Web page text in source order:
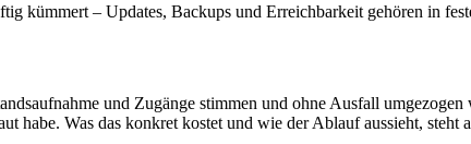
kümmert – Updates, Backups und Erreichbarkeit gehören in
und Zugänge stimmen und ohne Ausfall
habe. Was das konkret kostet und wie der Ablauf aussieht, steht